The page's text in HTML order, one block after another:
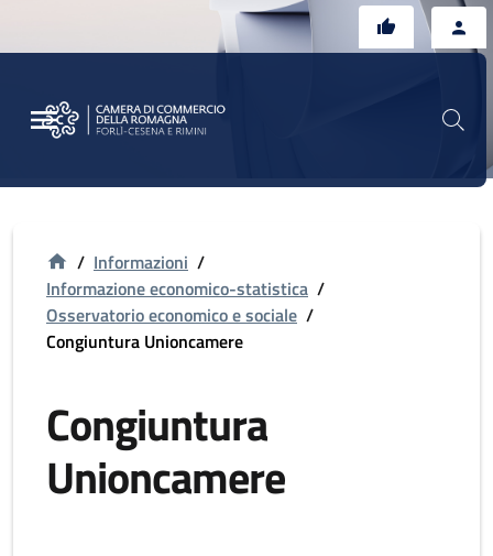
/ Informazioni /
Informazione economico-statistica /
Osservatorio economico e sociale /
Congiuntura Unioncamere
Congiuntura
Unioncamere